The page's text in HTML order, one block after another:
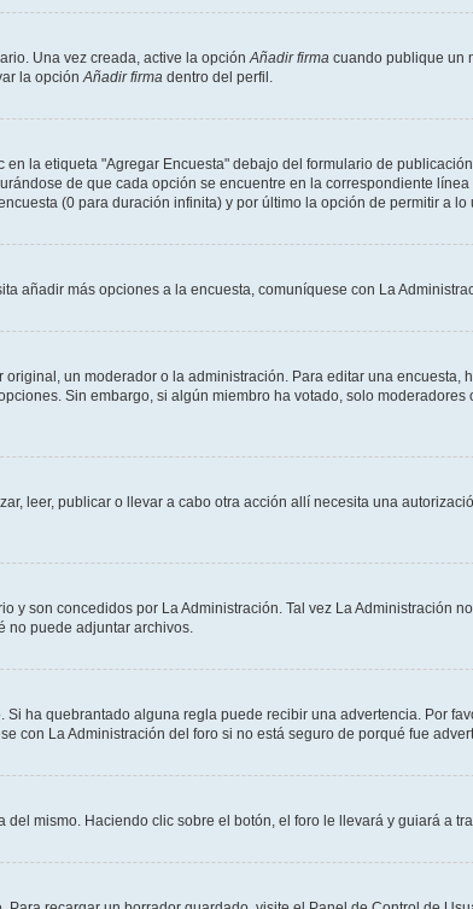
Una vez creada, active la opción Añadir firma cuando publique un
la opción Añadir firma dentro del perfil.
la etiqueta "Agregar Encuesta" debajo del formulario de
de que cada opción se encuentre en la correspondiente
(0 para duración infinita) y por último la opción de permitir a lo
añadir más opciones a la encuesta, comuníquese con La
un moderador o la administración. Para editar una
Sin embargo, si algún miembro ha votado, solo
leer, publicar o llevar a cabo otra acción allí necesita una
y son concedidos por La Administración. Tal vez La Administración
no puede adjuntar archivos.
ha quebrantado alguna regla puede recibir una advertencia. Por
con La Administración del foro si no está seguro de porqué fue
mismo. Haciendo clic sobre el botón, el foro le llevará y guiará a